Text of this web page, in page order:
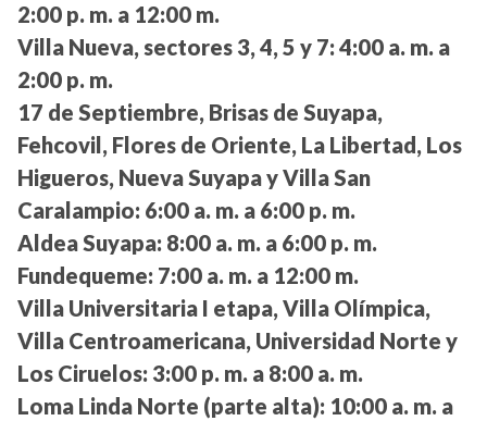
2:00 p. m. a 12:00 m.
Villa Nueva, sectores 3, 4, 5 y 7: 4:00 a. m. a
2:00 p. m.
17 de Septiembre, Brisas de Suyapa,
Fehcovil, Flores de Oriente, La Libertad, Los
Higueros, Nueva Suyapa y Villa San
Caralampio: 6:00 a. m. a 6:00 p. m.
Aldea Suyapa: 8:00 a. m. a 6:00 p. m.
Fundequeme: 7:00 a. m. a 12:00 m.
Villa Universitaria I etapa, Villa Olímpica,
Villa Centroamericana, Universidad Norte y
Los Ciruelos: 3:00 p. m. a 8:00 a. m.
Loma Linda Norte (parte alta): 10:00 a. m. a